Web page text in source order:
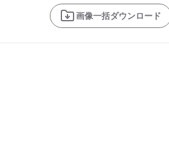
画像一括ダウンロード